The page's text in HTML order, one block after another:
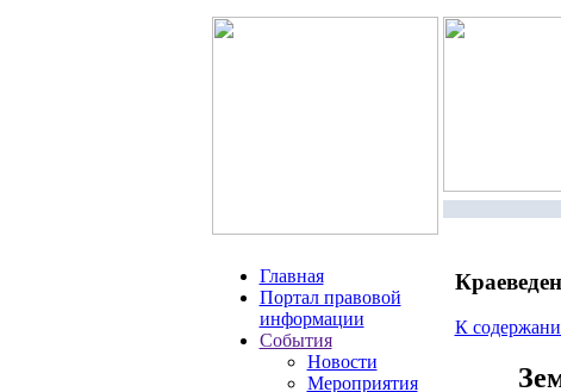
Главная
Портал правовой
информации
События
Новости
Мероприятия
К